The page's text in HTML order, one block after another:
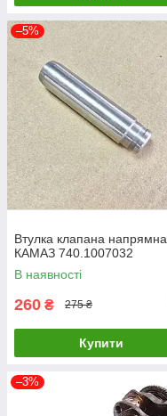
–5%
Втулка клапана напрямна
КАМАЗ 740.1007032
В наявності
260 ₴ 275 ₴
Купити
–3%